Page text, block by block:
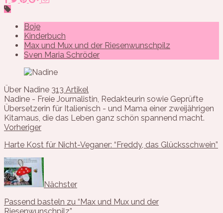
Boje
Kinderbuch
Max und Mux und der Riesenwunschpilz
Sven Maria Schröder
Über Nadine 313 Artikel
Nadine - Freie Journalistin, Redakteurin sowie Geprüfte
Übersetzerin für Italienisch - und Mama einer zweijährigen
Kitamaus, die das Leben ganz schön spannend macht.
Vorheriger
Harte Kost für Nicht-Veganer: “Freddy, das Glücksschwein”
Nächster
Passend basteln zu “Max und Mux und der